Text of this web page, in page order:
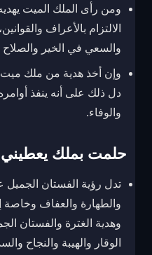
ومن رأى الملك الميت
الالتزام بالأعراف
والسعي في الخير والصلاح
وإن أخذ هدية من ملك
دل ذلك على أنه ينفذ
والوفاء.
حلمت بملك
تدل رؤية الفستان الجميل
والطهارة والعفاف وخاصة
وهدية الغترة والفستان
الوقار والهيبة والنجاح